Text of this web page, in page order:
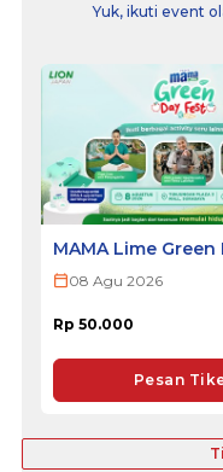
Yuk, ikuti event
MAMA Lime Green
2026 - SURABAYA
08 Agu 2026
Rp 50.000
Pesan